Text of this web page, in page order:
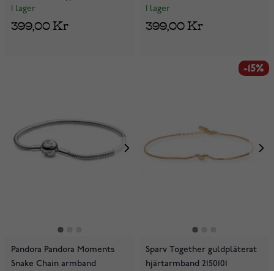
I lager
399,00 Kr
I lager
399,00 Kr
Pandora Pandora Moments
Snake Chain armband
-15%
Sparv Together guldpläterat
hjärtarmband 2150101